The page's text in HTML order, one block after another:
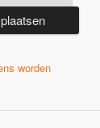
worden